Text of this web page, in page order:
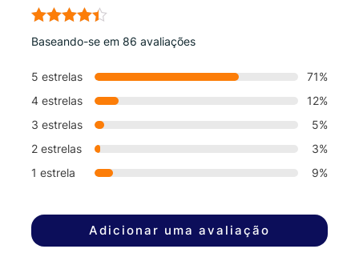
Baseando-se em 86 avaliações
5 estrelas
71%
4 estrelas
12%
3 estrelas
5%
2 estrelas
3%
1 estrela
9%
Adicionar uma avaliação